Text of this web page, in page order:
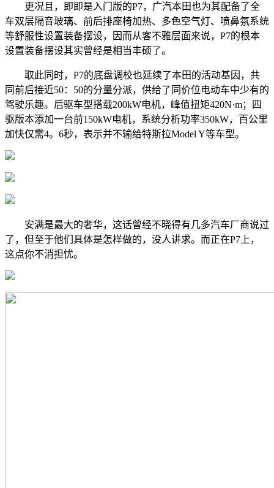
更况且，即即是入门版的P7，广汽本田也为其配备了全
车双层隔音玻璃、前后排座椅加热、多色空气灯、喷鼻氛系统
等舒服性设置装备摆设，因而从客不雅层面来说，P7的根本
设置装备摆设其实曾经是相当丰硕了。
取此同时，P7的底盘调校也延续了本田的活动基因，共
同前后接近50：50的分量分派，供给了同价位电动车中少有的
驾驶乐趣。后驱车型搭载200kW电机，峰值扭矩420N·m；四
驱版本添加一台前150kW电机，系统分析功率350kW，百公里
加快仅需4。6秒，表示并不输给特斯拉Model Y等车型。
安满是最大的奢华，这话曾经不晓得有几多汽车厂商说过
了，但至于他们具体是怎样做的，没人讲求。而正在P7上，
这点你不消担忧。